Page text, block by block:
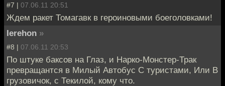
#7 | 07.06.11 20:51
Ждем ракет Томагавк в героиновыми боеголовками!
Ierehon »
#8 | 07.06.11 20:53
По штуке баксов на Глаз, и Нарко-Монстер-Трак
превращантся в Милый Автобус С туристами, Или В
грузовичок, с Текилой, кому что.